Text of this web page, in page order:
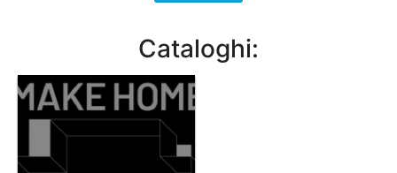
Cataloghi: